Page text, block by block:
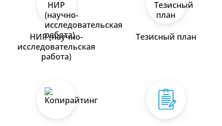
НИР (научно-
исследовательская
работа)
Тезисный план